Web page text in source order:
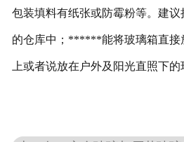
包装填料有纸张或防霉粉等。建
的仓库中；******能将玻璃箱直接
上或者说放在户外及阳光直照下的